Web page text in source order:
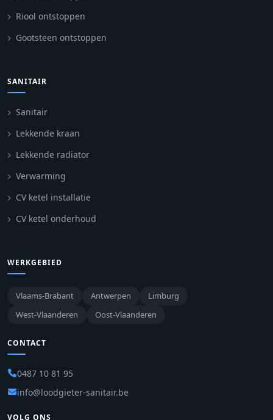
Riool ontstoppen
Gootsteen ontstoppen
SANITAIR
Sanitair
Lekkende kraan
Lekkende radiator
Verwarming
CV ketel installatie
CV ketel onderhoud
WERKGEBIED
Vlaams-Brabant Antwerpen
Limburg
West-Vlaanderen
Oost-Vlaanderen
CONTACT
0487 10 81 95
info@loodgieter-sanitair.be
VOLG ONS